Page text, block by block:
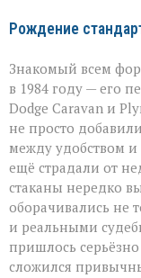
Рождение
Знакомый всем
в 1984 году — его
Dodge Caravan и
не просто
между удобством и
ещё страдали от
стаканы нередко
оборачивались не
и реальными
пришлось
сложился